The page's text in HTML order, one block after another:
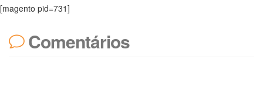
[magento pid=731]
Comentários